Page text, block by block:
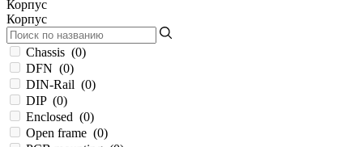
Корпус
Корпус
Chassis (0)
DFN (0)
DIN-Rail (0)
DIP (0)
Enclosed (0)
Open frame (0)